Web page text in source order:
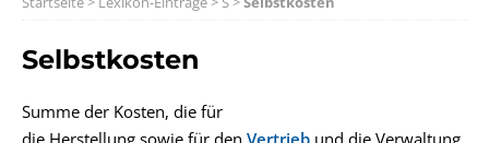
Selbstkosten
Summe der Kosten, die für
die Herstellung sowie für den Vertrieb und die Verwaltung